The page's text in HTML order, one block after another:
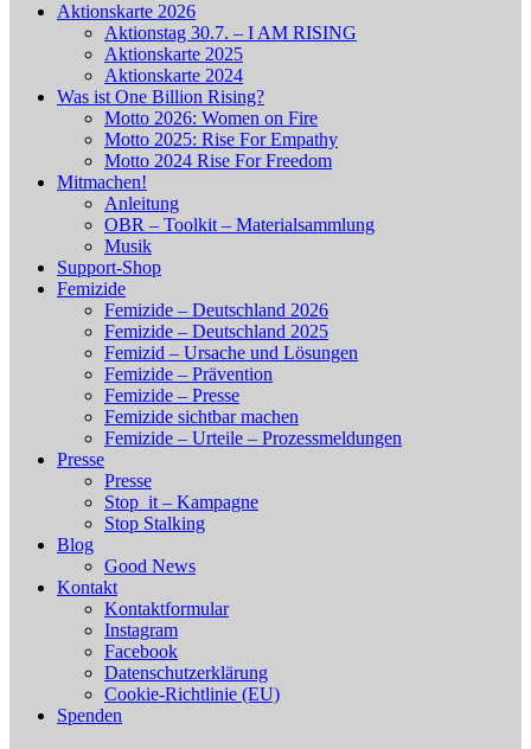
Aktionskarte 2026
Aktionstag 30.7. – I AM RISING
Aktionskarte 2025
Aktionskarte 2024
Was ist One Billion Rising?
Motto 2026: Women on Fire
Motto 2025: Rise For Empathy
Motto 2024 Rise For Freedom
Mitmachen!
Anleitung
OBR – Toolkit – Materialsammlung
Musik
Support-Shop
Femizide
Femizide – Deutschland 2026
Femizide – Deutschland 2025
Femizid – Ursache und Lösungen
Femizide – Prävention
Femizide – Presse
Femizide sichtbar machen
Femizide – Urteile – Prozessmeldungen
Presse
Presse
Stop_it – Kampagne
Stop Stalking
Blog
Good News
Kontakt
Kontaktformular
Instagram
Facebook
Datenschutzerklärung
Cookie-Richtlinie (EU)
Spenden